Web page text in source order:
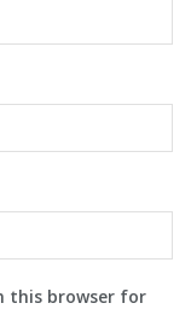
this browser for